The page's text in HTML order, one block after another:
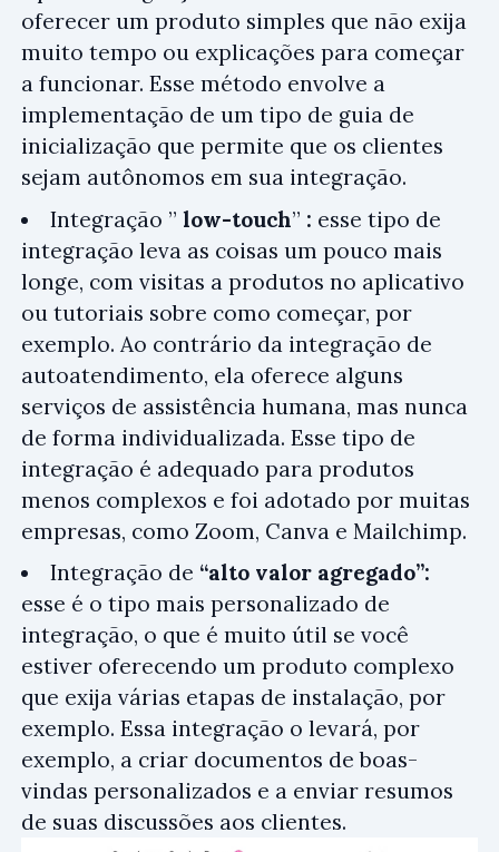
oferecer um produto simples que não exija
muito tempo ou explicações para começar
a funcionar. Esse método envolve a
implementação de um tipo de guia de
inicialização que permite que os clientes
sejam autônomos em sua integração.
Integração ” low-touch” : esse tipo de
integração leva as coisas um pouco mais
longe, com visitas a produtos no aplicativo
ou tutoriais sobre como começar, por
exemplo. Ao contrário da integração de
autoatendimento, ela oferece alguns
serviços de assistência humana, mas nunca
de forma individualizada. Esse tipo de
integração é adequado para produtos
menos complexos e foi adotado por muitas
empresas, como Zoom, Canva e Mailchimp.
Integração de “alto valor agregado”:
esse é o tipo mais personalizado de
integração, o que é muito útil se você
estiver oferecendo um produto complexo
que exija várias etapas de instalação, por
exemplo. Essa integração o levará, por
exemplo, a criar documentos de boas-
vindas personalizados e a enviar resumos
de suas discussões aos clientes.